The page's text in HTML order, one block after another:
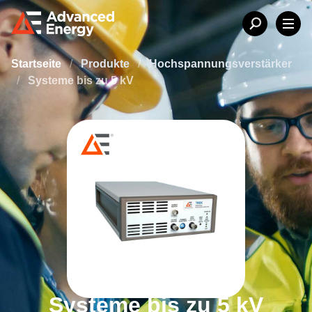
Startseite / Produkte /
Hochspannungsverstärker
/
Systeme bis zu 5 kV
Systeme bis zu 5 kV